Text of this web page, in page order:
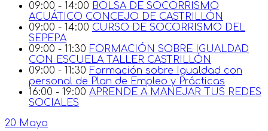
09:00 - 14:00 BOLSA DE SOCORRISMO
ACUÁTICO CONCEJO DE CASTRILLÓN
09:00 - 14:00 CURSO DE SOCORRISMO DEL
SEPEPA
09:00 - 11:30 FORMACIÓN SOBRE IGUALDAD
CON ESCUELA TALLER CASTRILLÓN
09:00 - 11:30 Formación sobre Igualdad con
personal de Plan de Empleo y Prácticas
16:00 - 19:00 APRENDE A MANEJAR TUS REDES
SOCIALES
20 Mayo